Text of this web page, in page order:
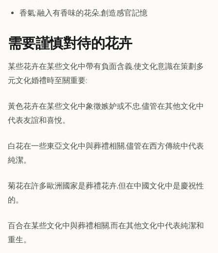
香氣:融入有香味的花朵,創造感官記憶
需要謹慎對待的花卉
某些花卉在某些文化中帶有負面含義,使文化意識在策劃多
元文化婚禮時至關重要:
黃色花卉在某些文化中象徵嫉妒或不忠,儘管在其他文化中
代表友誼和喜悅。
白花在一些東亞文化中與葬禮相關,儘管在西方傳統中代表
純潔。
菊花在許多歐洲國家是葬禮花卉,但在中國文化中是慶祝性
的。
百合在某些文化中與葬禮相關,而在其他文化中代表純潔和
重生。